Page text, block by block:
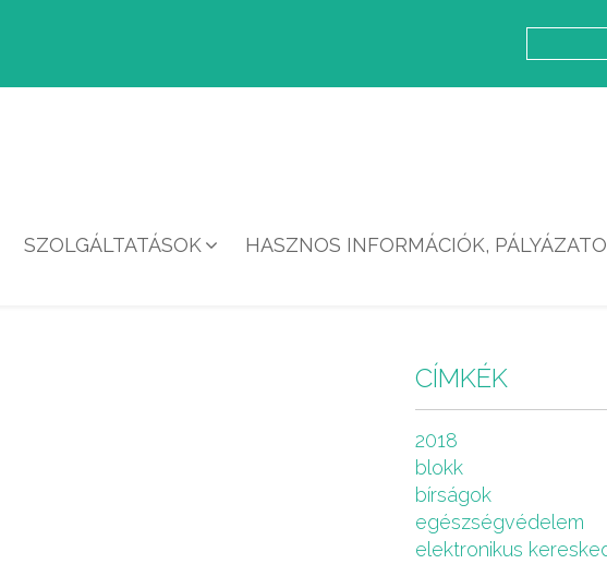
SZOLGÁLTATÁSOK HASZNOS INFORMÁCIÓK,
CÍMKÉK
2018
blokk
bírságok
egészségvédelem
elektronikus